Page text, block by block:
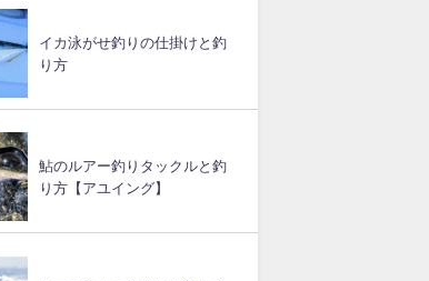
イカ泳がせ釣りの仕掛けと釣
り方
鮎のルアー釣りタックルと釣
り方【アユイング】